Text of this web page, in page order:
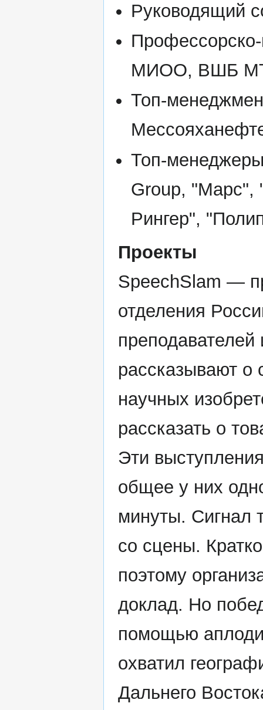
Руководящий
МИОО, ВШБ
Топ-
Топ-
Group, "Марс",
Рингер",
Проекты
SpeechSlam —
отделения
преподавателей
рассказывают о
научных
рассказать о
Эти
общее у них
минуты. Сигнал
со сцены.
поэтому
доклад. Но
помощью
охватил
Дальнего